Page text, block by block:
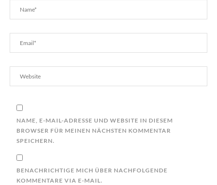
NAME, E-MAIL-ADRESSE UND WEBSITE IN DIESEM
BROWSER FÜR MEINEN NÄCHSTEN KOMMENTAR
SPEICHERN.
BENACHRICHTIGE MICH ÜBER NACHFOLGENDE
KOMMENTARE VIA E-MAIL.